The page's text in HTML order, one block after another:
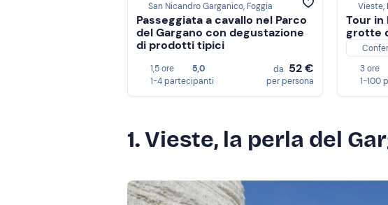
San Nicandro Garganico, Foggia
Passeggiata a cavallo nel Parco
del Gargano con degustazione
di prodotti tipici
1,5 ore
5,0
1-4 partecipanti
da 52 €
per persona
Vieste,
Tour in
grotte
3 ore
1-100
1. Vieste, la perla del